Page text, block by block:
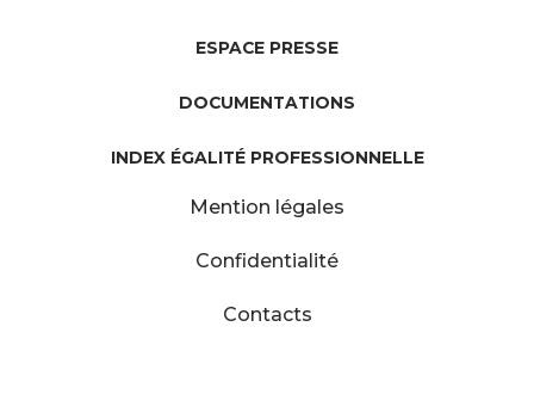
ESPACE PRESSE
DOCUMENTATIONS
INDEX ÉGALITÉ PROFESSIONNELLE
Mention légales
Confidentialité
Contacts